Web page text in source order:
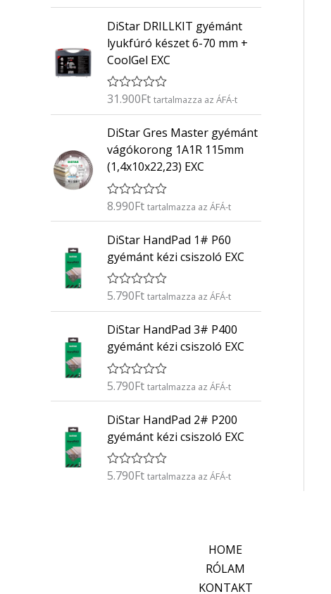
é
k
e
l
s
:
0
/
5
DiStar DRILLKIT gyémánt
lyukfúró készet 6-70 mm +
CoolGel EXC
É
é
e
l
s
:
0
/
5
31.900Ft tartalmazza az ÁFÁ-t
DiStar Gres Master gyémánt
vágókorong 1A1R 115mm
(1,4x10x22,23) EXC
É
é
e
é
s
/
8.990Ft tartalmazza az ÁFÁ-t
DiStar HandPad 1# P60
gyémánt kézi csiszoló EXC
É
é
e
é
s
/
5.790Ft tartalmazza az ÁFÁ-t
DiStar HandPad 3# P400
gyémánt kézi csiszoló EXC
É
é
e
é
s
5.790Ft tartalmazza az ÁFÁ-t
DiStar HandPad 2# P200
gyémánt kézi csiszoló EXC
É
5.790Ft tartalmazza az ÁFÁ-t
HOME
RÓLAM
KONTAKT